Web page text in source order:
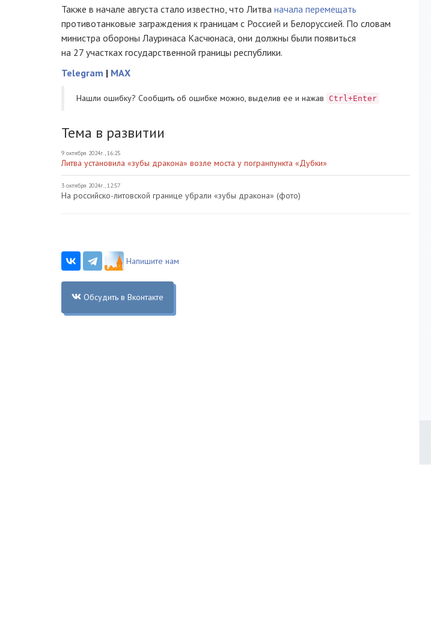
Также в начале августа стало известно, что Литва начала перемещать
противотанковые заграждения к границам с Россией и Белоруссией. По словам
министра обороны Лауринаса Касчюнаса, они должны были появиться
на 27 участках государственной границы республики.
Telegram | MAX
Нашли ошибку? Cообщить об ошибке можно, выделив ее и нажав Ctrl+Enter
Тема в развитии
9 октября 2024г., 16:25
Литва установила «зубы дракона» возле моста у погранпункта «Дубки»
3 октября 2024г., 12:57
На российско-литовской границе убрали «зубы дракона» (фото)
Напишите нам
Обсудить в Вконтакте